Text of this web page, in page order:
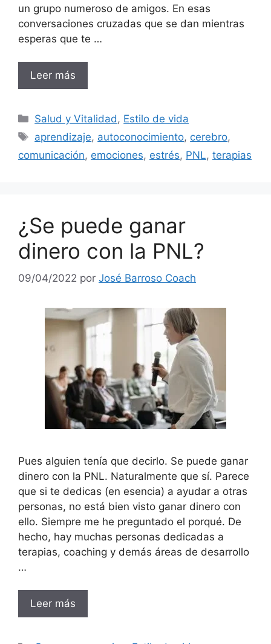
un grupo numeroso de amigos. En esas
conversaciones cruzadas que se dan mientras
esperas que te …
Leer más
Categorías
Salud y Vitalidad, Estilo de vida
Etiquetas
aprendizaje, autoconocimiento, cerebro,
comunicación, emociones, estrés, PNL, terapias
¿Se puede ganar
dinero con la PNL?
09/04/2022 por José Barroso Coach
Pues alguien tenía que decirlo. Se puede ganar
dinero con la PNL. Naturalmente que sí. Parece
que si te dedicas (en esencia) a ayudar a otras
personas, no está bien visto ganar dinero con
ello. Siempre me he preguntado el porqué. De
hecho, hay muchas personas dedicadas a
terapias, coaching y demás áreas de desarrollo
…
Leer más